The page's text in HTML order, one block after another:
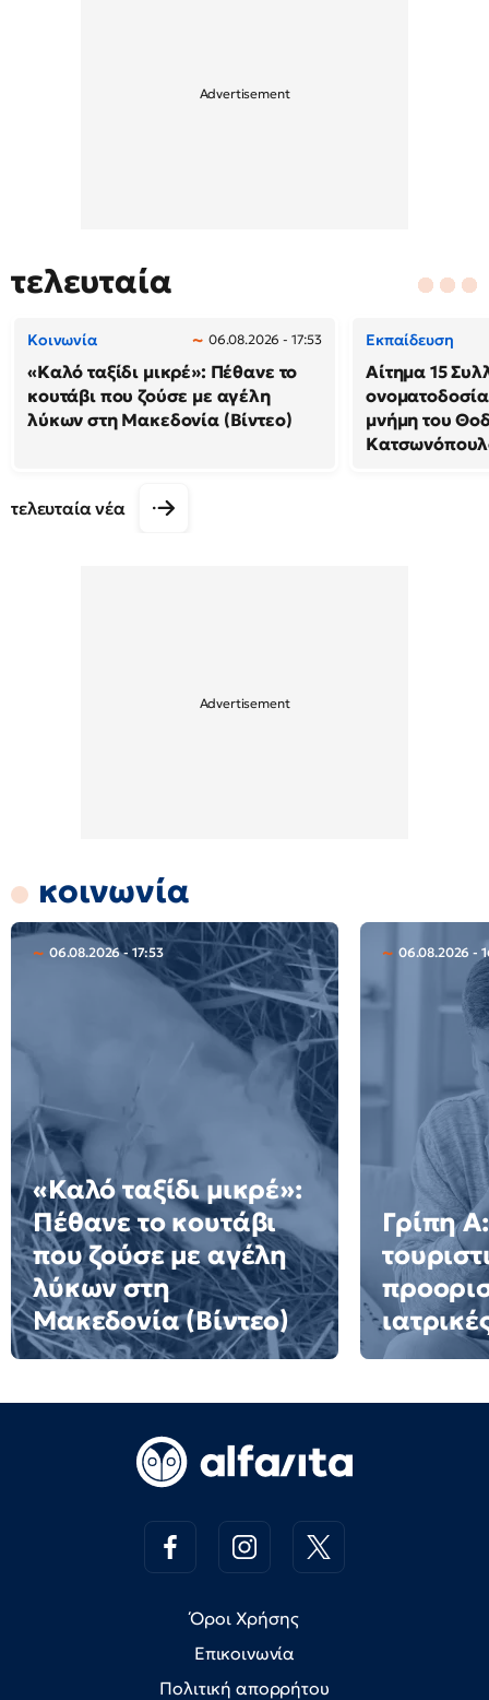
τελευταία
Κοινωνία 06.08.2026 - 17:53
«Καλό ταξίδι μικρέ»: Πέθανε το
κουτάβι που ζούσε με αγέλη
λύκων στη Μακεδονία (Βίντεο)
Εκπαίδευση
Αίτημα 15
μνήμη του
τελευταία νέα
κοινωνία
06.08.2026 - 17:53
«Καλό ταξίδι μικρέ»:
Πέθανε το κουτάβι
που ζούσε με αγέλη
λύκων στη
Μακεδονία (Βίντεο)
06.08.2026 -
Γρίπη
Όροι Χρήσης
Επικοινωνία
Πολιτική απορρήτου